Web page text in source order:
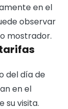
en el
observar
mostrador.
del día de
en el
su visita.